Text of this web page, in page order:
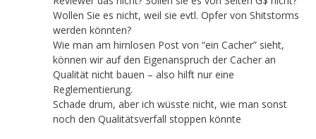
Wollen Sie es nicht, weil sie evtl. Opfer von Shitstorms
werden könnten?
Wie man am hirnlosen Post von “ein Cacher” sieht,
können wir auf den Eigenanspruch der Cacher an
Qualität nicht bauen – also hilft nur eine
Reglementierung.
Schade drum, aber ich wüsste nicht, wie man sonst
noch den Qualitätsverfall stoppen könnte